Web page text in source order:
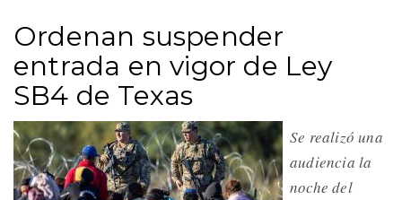
Ordenan suspender
entrada en vigor de Ley
SB4 de Texas
Se realizó una
audiencia la
noche del